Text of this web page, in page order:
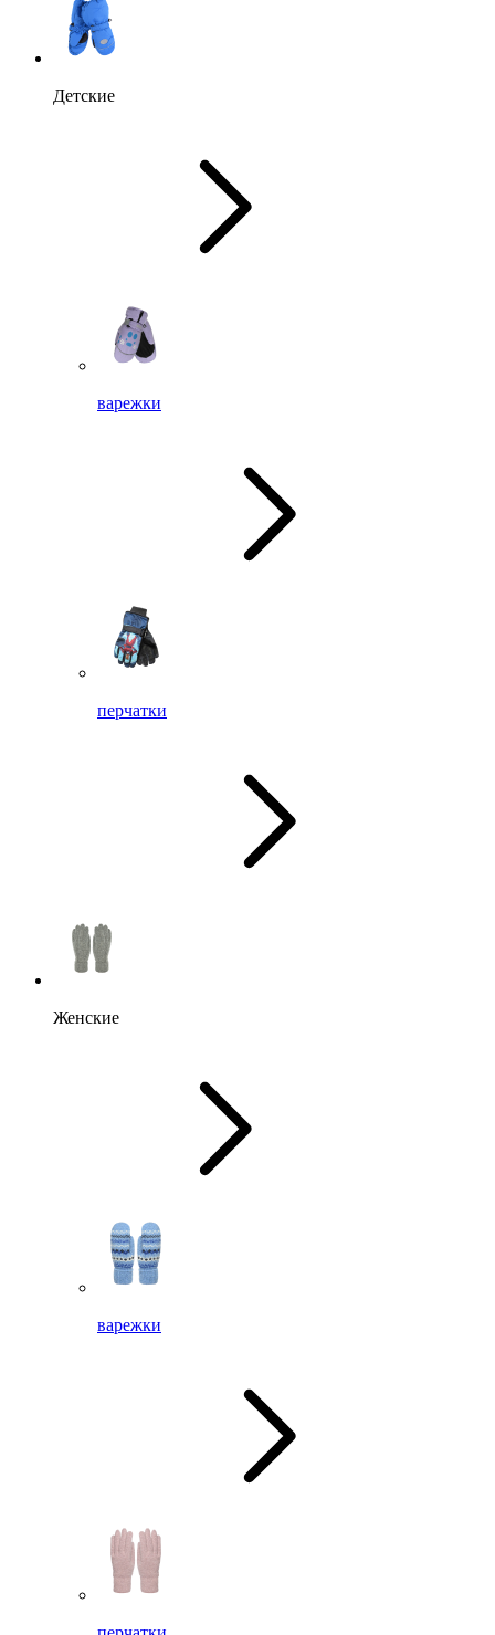
Детские
варежки
перчатки
Женские
варежки